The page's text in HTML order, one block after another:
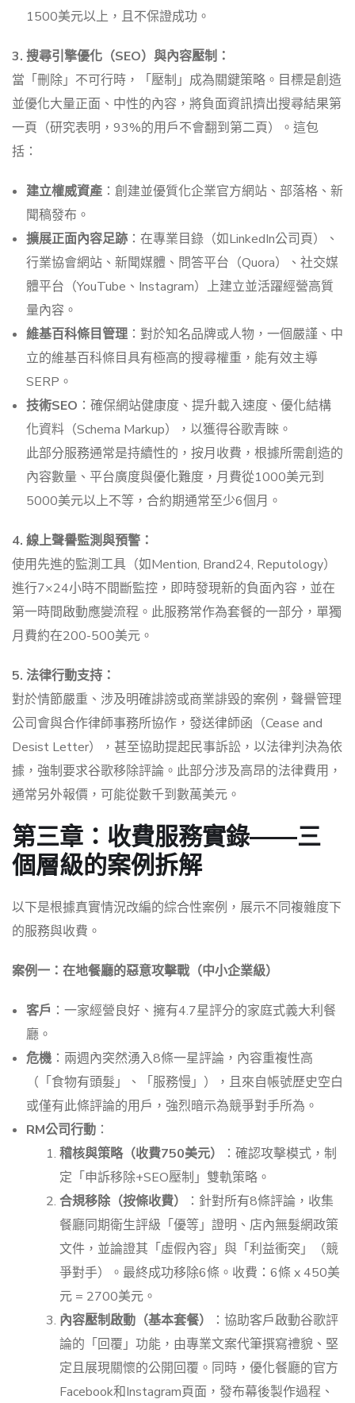
1500美元以上，且不保證成功。
3. 搜尋引擎優化（SEO）與內容壓制：
當「刪除」不可行時，「壓制」成為關鍵策略。目標是創造
並優化大量正面、中性的內容，將負面資訊擠出搜尋結果第
一頁（研究表明，93%的用戶不會翻到第二頁）。這包
括：
建立權威資產 ：創建並優質化企業官方網站、部落格、新
聞稿發布。
擴展正面內容足跡 ：在專業目錄（如LinkedIn公司頁）、
行業協會網站、新聞媒體、問答平台（Quora）、社交媒
體平台（YouTube、Instagram）上建立並活躍經營高質
量內容。
維基百科條目管理 ：對於知名品牌或人物，一個嚴謹、中
立的維基百科條目具有極高的搜尋權重，能有效主導
SERP。
技術SEO ：確保網站健康度、提升載入速度、優化結構
化資料（Schema Markup），以獲得谷歌青睞。
此部分服務通常是持續性的，按月收費，根據所需創造的
內容數量、平台廣度與優化難度，月費從1000美元到
5000美元以上不等，合約期通常至少6個月。
4. 線上聲譽監測與預警：
使用先進的監測工具（如Mention, Brand24, Reputology）
進行7×24小時不間斷監控，即時發現新的負面內容，並在
第一時間啟動應變流程。此服務常作為套餐的一部分，單獨
月費約在200-500美元。
5. 法律行動支持：
對於情節嚴重、涉及明確誹謗或商業誹毀的案例，聲譽管理
公司會與合作律師事務所協作，發送律師函（Cease and
Desist Letter），甚至協助提起民事訴訟，以法律判決為依
據，強制要求谷歌移除評論。此部分涉及高昂的法律費用，
通常另外報價，可能從數千到數萬美元。
第三章：收費服務實錄——三
個層級的案例拆解
以下是根據真實情況改編的綜合性案例，展示不同複雜度下
的服務與收費。
案例一：在地餐廳的惡意攻擊戰（中小企業級）
客戶 ：一家經營良好、擁有4.7星評分的家庭式義大利餐
廳。
危機 ：兩週內突然湧入8條一星評論，內容重複性高
（「食物有頭髮」、「服務慢」），且來自帳號歷史空白
或僅有此條評論的用戶，強烈暗示為競爭對手所為。
RM公司行動 ：
稽核與策略（收費750美元）
：確認攻擊模式，制
定「申訴移除+SEO壓制」雙軌策略。
合規移除（按條收費）
：針對所有8條評論，收集
餐廳同期衛生評級「優等」證明、店內無髮網政策
文件，並論證其「虛假內容」與「利益衝突」（競
爭對手）。最終成功移除6條。收費：6條 x 450美
元 = 2700美元。
內容壓制啟動（基本套餐）
：協助客戶啟動谷歌評
論的「回覆」功能，由專業文案代筆撰寫禮貌、堅
定且展現關懷的公開回覆。同時，優化餐廳的官方
Facebook和Instagram頁面，發布幕後製作過程、